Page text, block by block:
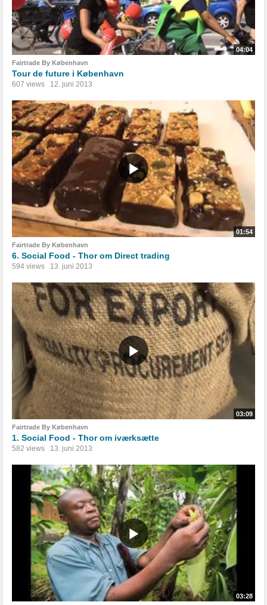
04:04
Fairtrade By København
Tour de future i København
607 views 12. juni 2013
01:54
Fairtrade By København
6. Social Food - Thor om Direct trading
594 views 13. juni 2013
03:09
Fairtrade By København
1. Social Food - Thor om iværksætte
582 views 13. juni 2013
03:28